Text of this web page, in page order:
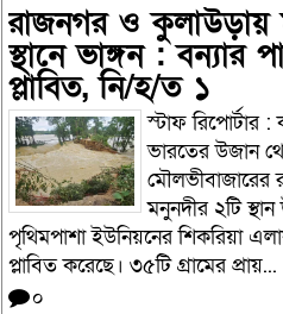
রাজনগর ও কুলাউড়ায়
স্থানে ভাঙ্গন : বন্যার
প্লাবিত, নি/হ/ত ১
স্টাফ রিপোর্টার
ভারতের উজান
মৌলভীবাজারের
মনুনদীর ২টি
পৃথিমপাশা ইউনিয়নের শিকরিয়া
প্লাবিত করেছে। ৩৫টি গ্রামের প্রায়...
০